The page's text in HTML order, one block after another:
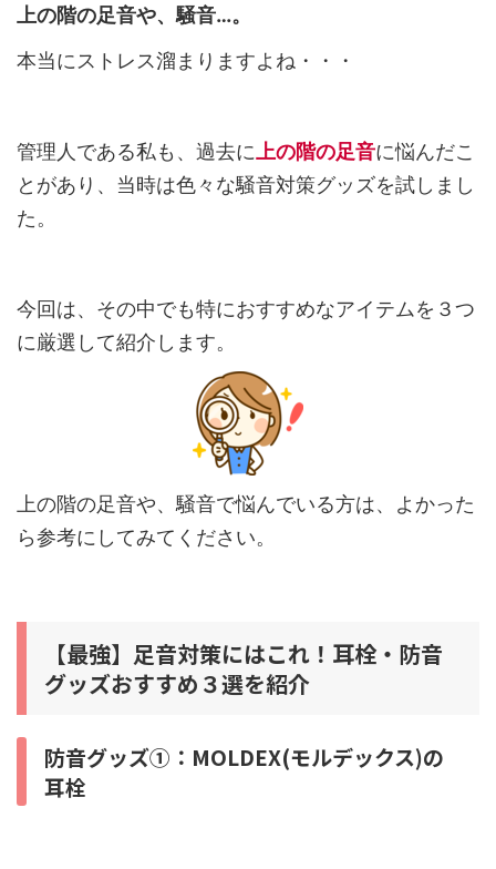
上の階の足音や、騒音…。
本当にストレス溜まりますよね・・・
管理人である私も、過去に 上の階の足音に悩んだこ
とがあり、当時は色々な騒音対策グッズを試しまし
た。
今回は、その中でも特におすすめなアイテムを３つ
に厳選して紹介します。
上の階の足音や、騒音で悩んでいる方は、よかった
ら参考にしてみてください。
【最強】足音対策にはこれ！耳栓・防音
グッズおすすめ３選を紹介
防音グッズ①：MOLDEX(モルデックス)の
耳栓